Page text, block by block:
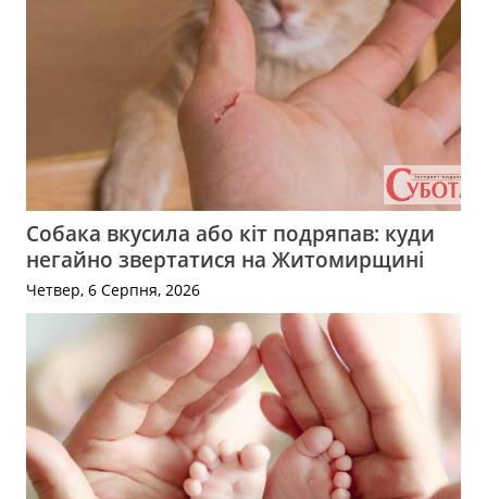
Собака вкусила або кіт подряпав: куди
негайно звертатися на Житомирщині
Четвер, 6 Серпня, 2026